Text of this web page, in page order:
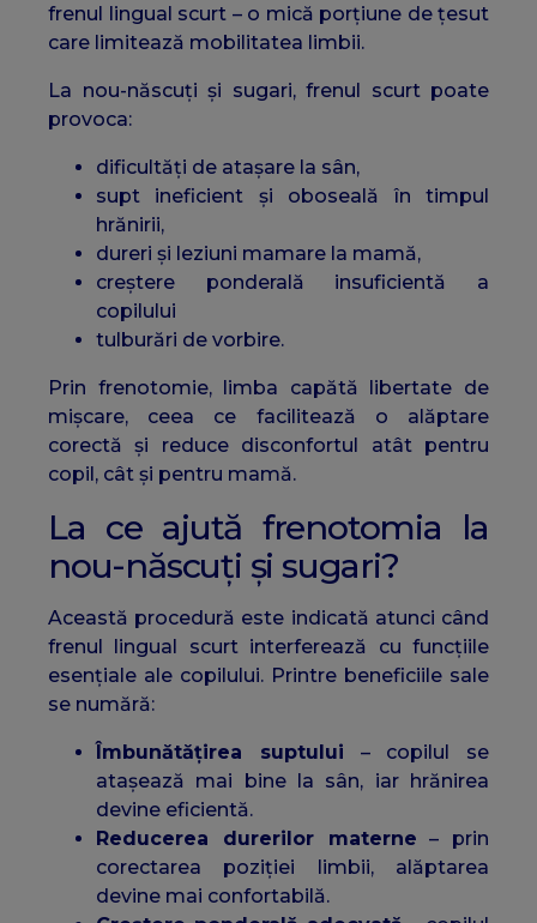
frenul lingual scurt – o mică porțiune de țesut
care limitează mobilitatea limbii.
La nou-născuți și sugari, frenul scurt poate
provoca:
dificultăți de atașare la sân,
supt ineficient și oboseală în timpul
hrănirii,
dureri și leziuni mamare la mamă,
creștere ponderală insuficientă a
copilului
tulburări de vorbire.
Prin frenotomie, limba capătă libertate de
mișcare, ceea ce facilitează o alăptare
corectă și reduce disconfortul atât pentru
copil, cât și pentru mamă.
La ce ajută frenotomia la
nou-născuți și sugari?
Această procedură este indicată atunci când
frenul lingual scurt interferează cu funcțiile
esențiale ale copilului. Printre beneficiile sale
se numără:
Îmbunătățirea suptului – copilul se
atașează mai bine la sân, iar hrănirea
devine eficientă.
Reducerea durerilor materne – prin
corectarea poziției limbii, alăptarea
devine mai confortabilă.